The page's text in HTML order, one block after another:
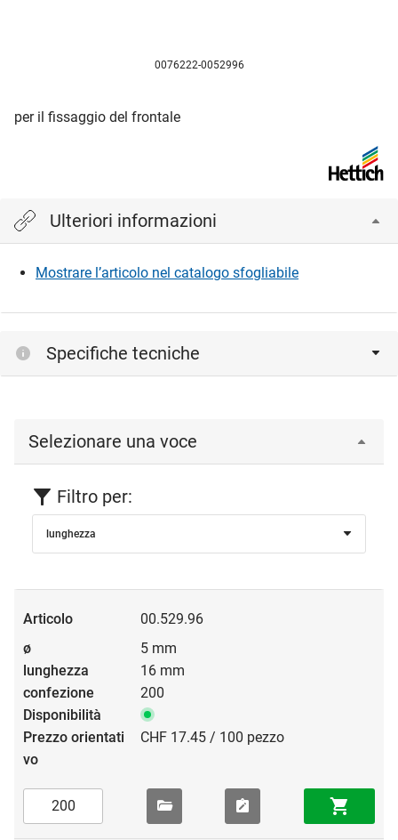
0076222-0052996
per il fissaggio del frontale
Ulteriori informazioni
Mostrare l’articolo nel catalogo sfogliabile
Specifiche tecniche
Selezionare una voce
Filtro per:
lunghezza
00.529.96
5 mm
16 mm
200
CHF 17.45 / 100 pezzo